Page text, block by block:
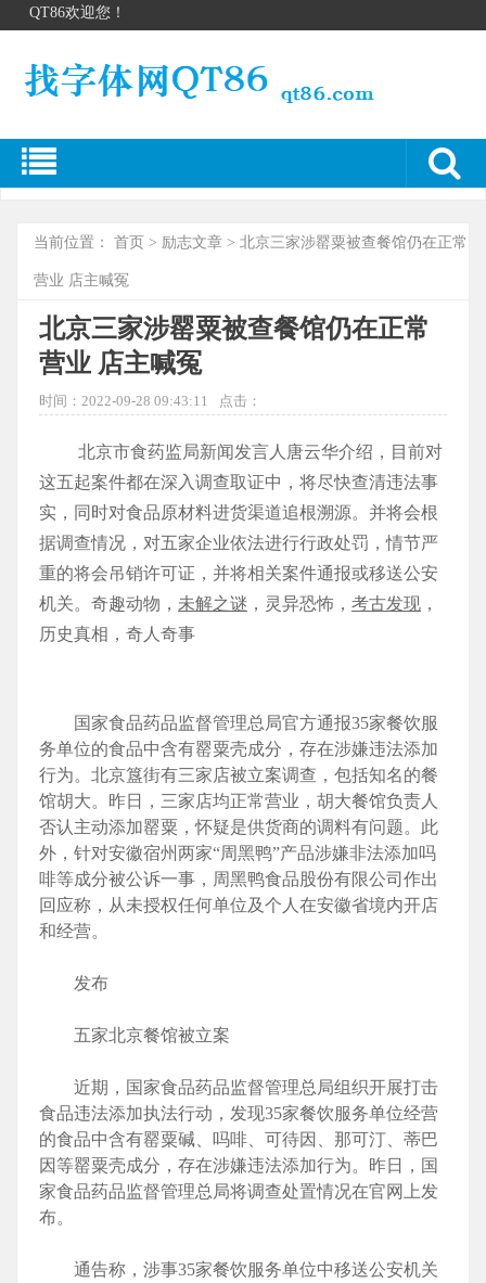
QT86欢迎您！
当前位置： 首页 > 励志文章 > 北京三家涉罂粟被查餐馆仍在正常
营业 店主喊冤
北京三家涉罂粟被查餐馆仍在正常
营业 店主喊冤
时间：2022-09-28 09:43:11 点击：
北京市食药监局新闻发言人唐云华介绍，目前对
这五起案件都在深入调查取证中，将尽快查清违法事
实，同时对食品原材料进货渠道追根溯源。并将会根
据调查情况，对五家企业依法进行行政处罚，情节严
重的将会吊销许可证，并将相关案件通报或移送公安
机关。奇趣动物， 未解之谜 ，灵异恐怖， 考古发现 ，
历史真相，奇人奇事
国家食品药品监督管理总局官方通报35家餐饮服
务单位的食品中含有罂粟壳成分，存在涉嫌违法添加
行为。北京簋街有三家店被立案调查，包括知名的餐
馆胡大。昨日，三家店均正常营业，胡大餐馆负责人
否认主动添加罂粟，怀疑是供货商的调料有问题。此
外，针对安徽宿州两家“周黑鸭”产品涉嫌非法添加吗
啡等成分被公诉一事，周黑鸭食品股份有限公司作出
回应称，从未授权任何单位及个人在安徽省境内开店
和经营。
发布
五家北京餐馆被立案
近期，国家食品药品监督管理总局组织开展打击
食品违法添加执法行动，发现35家餐饮服务单位经营
的食品中含有罂粟碱、吗啡、可待因、那可汀、蒂巴
因等罂粟壳成分，存在涉嫌违法添加行为。昨日，国
家食品药品监督管理总局将调查处置情况在官网上发
布。
通告称，涉事35家餐饮服务单位中移送公安机关